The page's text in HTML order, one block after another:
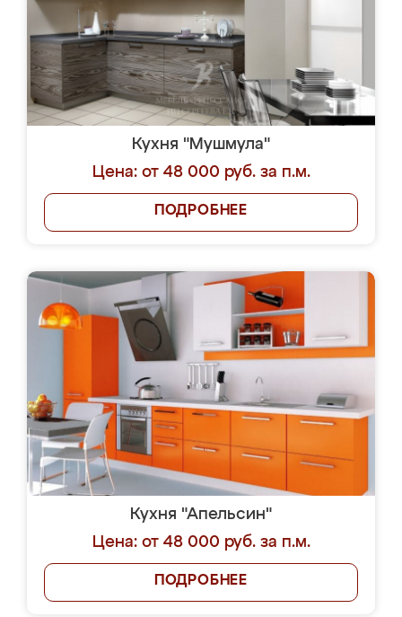
Кухня "Мушмула"
Цена: от 48 000 руб. за п.м.
ПОДРОБНЕЕ
Кухня "Апельсин"
Цена: от 48 000 руб. за п.м.
ПОДРОБНЕЕ